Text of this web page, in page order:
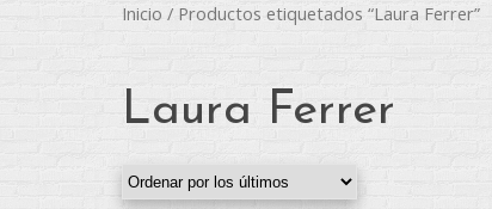
Inicio / Productos etiquetados “Laura Ferrer”
Laura Ferrer